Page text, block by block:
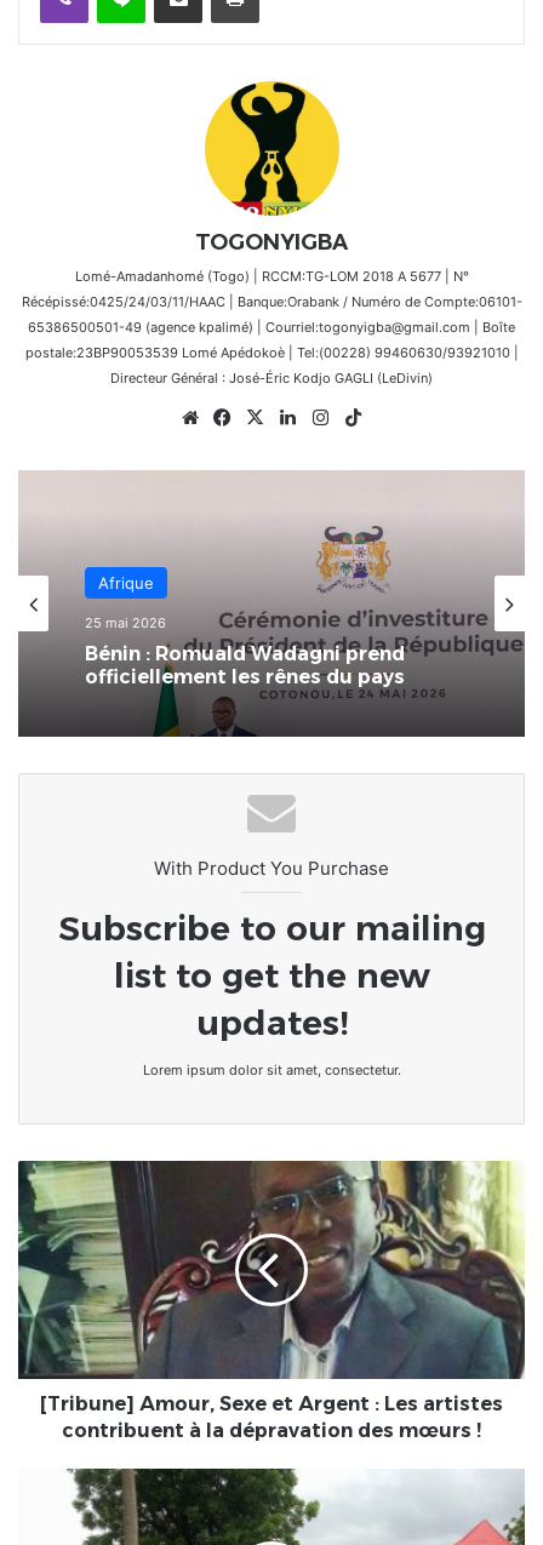
TOGONYIGBA
Lomé-Amadanhomé (Togo) | RCCM:TG-LOM 2018 A 5677 | N°
Récépissé:0425/24/03/11/HAAC | Banque:Orabank / Numéro de Compte:06101-
65386500501-49 (agence kpalimé) | Courriel:togonyigba@gmail.com | Boîte
postale:23BP90053539 Lomé Apédokoè | Tel:(00228) 99460630/93921010 |
Directeur Général : José-Éric Kodjo GAGLI (LeDivin)
WebsiteFacebook
X LinkedinInstagram
Afrique
Bénin : Romuald Wadagni prend
officiellement les rênes du pays
Afrique
14 mai 2026
Talon quitte officiellement ses
With Product You Purchase
Subscribe to our mailing
list to get the new
updates!
Lorem ipsum dolor sit amet, consectetur.
[Tribune]
Amour,
Sexe
et
Argent
:
Les
artistes
contribuent
[Tribune] Amour, Sexe et Argent : Les artistes
contribuent à la dépravation des mœurs !